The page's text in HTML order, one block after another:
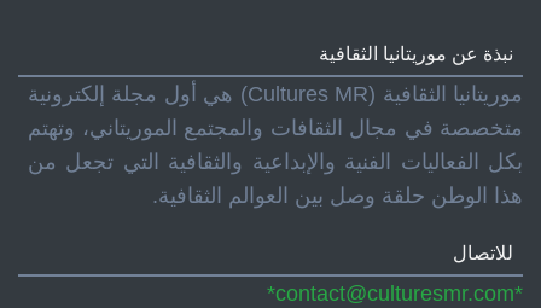
نبذة عن موريتانيا الثقافية
موريتانيا الثقافية (Cultures MR) هي أول مجلة إلكترونية
متخصصة في مجال الثقافات والمجتمع الموريتاني، وتهتم
بكل الفعاليات الفنية والإبداعية والثقافية التي تجعل من
هذا الوطن حلقة وصل بين العوالم الثقافية.
للاتصال
*contact@culturesmr.com*